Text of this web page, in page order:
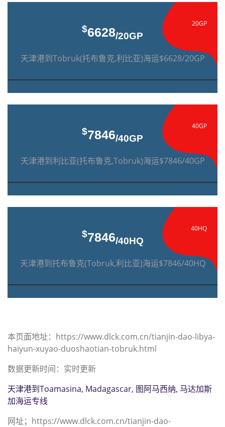
20GP
$6628/20GP
天津港到Tobruk(托布鲁克,利比亚)海运$6628/20GP
40GP
$7846/40GP
天津港到利比亚(托布鲁克,Tobruk)海运$7846/40GP
40HQ
$7846/40HQ
天津港到托布鲁克(Tobruk,利比亚)海运$7846/40HQ
本页面地址：https://www.dlck.com.cn/tianjin-dao-libya-
haiyun-xuyao-duoshaotian-tobruk.html
数据更新时间：实时更新
天津港到Toamasina, Madagascar, 图阿马西纳, 马达加斯
加海运专线
网址；https://www.dlck.com.cn/tianjin-dao-